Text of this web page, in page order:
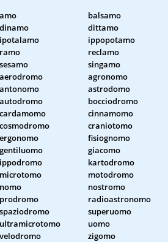
amo balsamo
dinamo
dittamo
ipotalamo
ippopotamo
ramo
reclamo
sesamo
singamo
aerodromo
agronomo
antonomo
astrodomo
autodromo
bocciodromo
cardamomo
cinnamomo
cosmodromo
craniotomo
ergonomo
fisiognomo
gentiluomo
giacomo
ippodromo
kartodromo
microtomo
motodromo
nomo
nostromo
prodromo
radioastronomo
spaziodromo
superuomo
ultramicrotomo
uomo
velodromo
zigomo